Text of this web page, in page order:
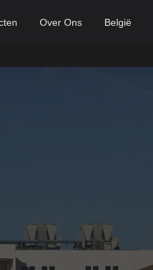
Over Ons België